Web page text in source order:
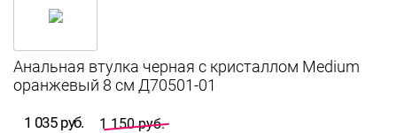
1 035 руб. 1 150 руб.